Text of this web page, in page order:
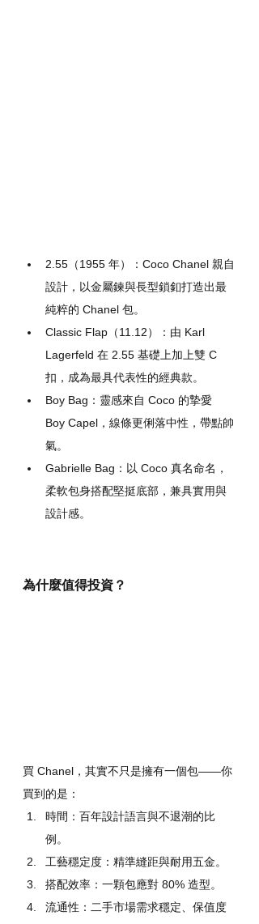
2.55（1955 年）：Coco Chanel 親自
設計，以金屬鍊與長型鎖釦打造出最
純粹的 Chanel 包。
Classic Flap（11.12）：由 Karl
Lagerfeld 在 2.55 基礎上加上雙 C
扣，成為最具代表性的經典款。
Boy Bag：靈感來自 Coco 的摯愛
Boy Capel，線條更俐落中性，帶點帥
氣。
Gabrielle Bag：以 Coco 真名命名，
柔軟包身搭配堅挺底部，兼具實用與
設計感。
為什麼值得投資？
買 Chanel，其實不只是擁有一個包——你
買到的是：
時間：百年設計語言與不退潮的比
例。
工藝穩定度：精準縫距與耐用五金。
搭配效率：一顆包應對 80% 造型。
流通性：二手市場需求穩定、保值度